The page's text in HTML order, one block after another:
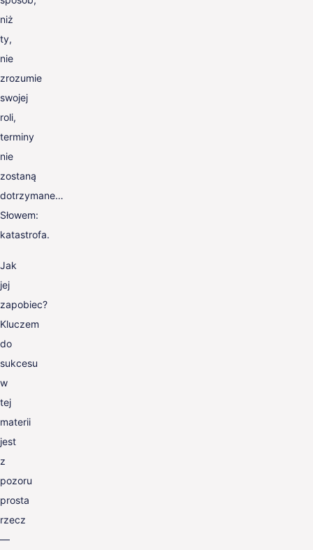
niż
ty,
nie
zrozumie
swojej
roli,
terminy
nie
zostaną
dotrzymane…
Słowem:
katastrofa.
Jak
jej
zapobiec?
Kluczem
do
sukcesu
w
tej
materii
jest
z
pozoru
prosta
rzecz
—